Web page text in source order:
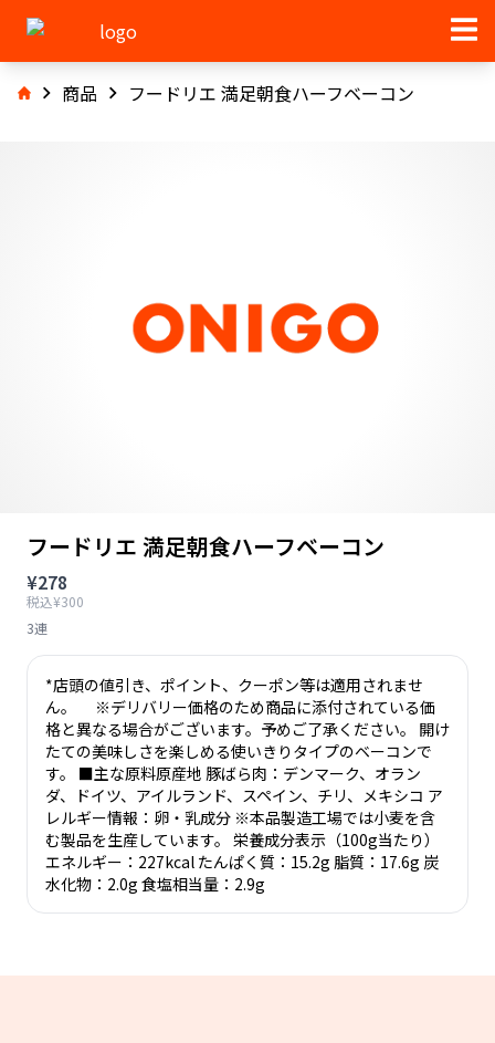
商品 フードリエ 満足朝食ハーフベーコン
フードリエ 満足朝食ハーフベーコン
¥278
税込¥300
3連
*店頭の値引き、ポイント、クーポン等は適用されませ
ん。 ※デリバリー価格のため商品に添付されている価
格と異なる場合がございます。予めご了承ください。 開け
たての美味しさを楽しめる使いきりタイプのベーコンで
す。 ■主な原料原産地 豚ばら肉：デンマーク、オラン
ダ、ドイツ、アイルランド、スペイン、チリ、メキシコ ア
レルギー情報：卵・乳成分 ※本品製造工場では小麦を含
む製品を生産しています。 栄養成分表示（100g当たり）
エネルギー：227kcal たんぱく質：15.2g 脂質：17.6g 炭
水化物：2.0g 食塩相当量：2.9g